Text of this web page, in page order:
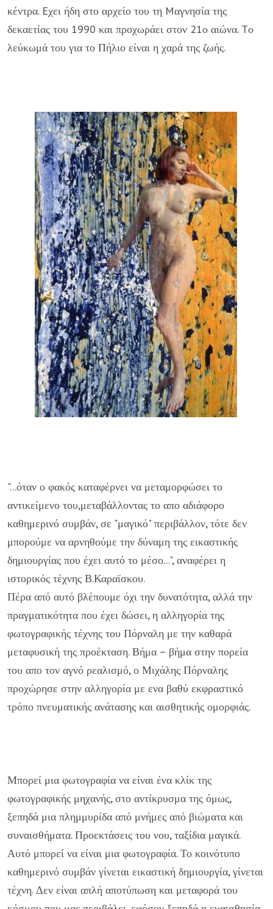
κέντρα. Eχει ήδη στο αρχείο του τη Mαγνησία της
δεκαετίας του 1990 και προχωράει στον 21ο αιώνα. Tο
λεύκωμά του για το Πήλιο είναι η χαρά της ζωής.
"...όταν ο φακός καταφέρνει να μεταμορφώσει το
αντικείμενο του,μεταβάλλοντας το απο αδιάφορο
καθημερινό συμβάν, σε "μαγικό" περιβάλλον, τότε δεν
μπορούμε να αρνηθούμε την δύναμη της εικαστικής
δημιουργίας που έχει αυτό το μέσο...", αναφέρει η
ιστορικός τέχνης Β.Καραϊσκου.
Πέρα από αυτό βλέπουμε όχι την δυνατότητα, αλλά την
πραγματικότητα που έχει δώσει, η αλληγορία της
φωτογραφικής τέχνης του Πόρναλη με την καθαρά
μεταφυσική της προέκταση. Βήμα – βήμα στην πορεία
του απο τον αγνό ρεαλισμό, ο Μιχάλης Πόρναλης
προχώρησε στην αλληγορία με ενα βαθύ εκφραστικό
τρόπο πνευματικής ανάτασης και αισθητικής ομορφιάς.
Μπορεί μια φωτογραφία να είναι ένα κλίκ της
φωτογραφικής μηχανής, στο αντίκρυσμα της όμως,
ξεπηδά μια πλημμυρίδα από μνήμες από βιώματα και
συναισθήματα. Προεκτάσεις του νου, ταξίδια μαγικά.
Αυτό μπορεί να είναι μια φωτογραφία. Το κοινότυπο
καθημερινό συμβάν γίνεται εικαστική δημιουργία, γίνεται
τέχνη. Δεν είναι απλή αποτύπωση και μεταφορά του